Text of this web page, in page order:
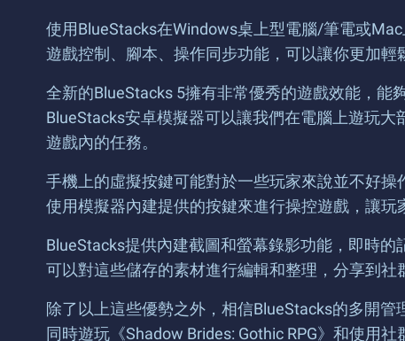
使用BlueStacks在Windows桌上型電腦/筆電或
遊戲控制、腳本、操作同步功能，可以讓你更加輕
全新的BlueStacks 5擁有非常優秀的遊戲效能，能
BlueStacks安卓模擬器可以讓我們在電腦上遊玩
遊戲內的任務。
手機上的虛擬按鍵可能對於一些玩家來說並不好
使用模擬器內建提供的按鍵來進行操控遊戲，讓
BlueStacks提供內建截圖和螢幕錄影功能，即時
可以對這些儲存的素材進行編輯和整理，分享到社
除了以上這些優勢之外，相信BlueStacks的多開
同時遊玩《Shadow Brides: Gothic RPG》和使用